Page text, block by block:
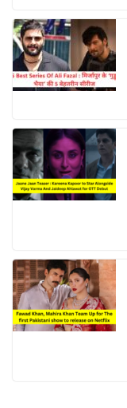
o
k
p
c
e
b
o
o
k
at
s
A
p
p